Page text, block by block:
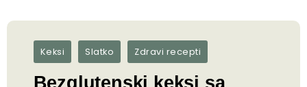
Keksi Slatko Zdravi recepti
Bezglutenski keksi sa